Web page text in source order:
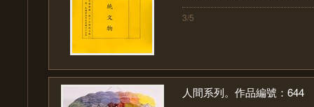
3/5
人間系列。作品編號：644